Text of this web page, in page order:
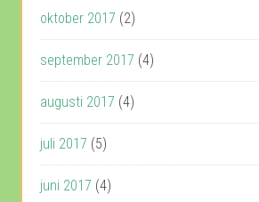
oktober 2017 (2)
september 2017 (4)
augusti 2017 (4)
juli 2017 (5)
juni 2017 (4)